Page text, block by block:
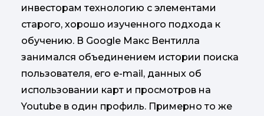
инвесторам технологию с элементами
старого, хорошо изученного подхода к
обучению. В Google Макс Вентилла
занимался объединением истории поиска
пользователя, его e-mail, данных об
использовании карт и просмотров на
Youtube в один профиль. Примерно то же